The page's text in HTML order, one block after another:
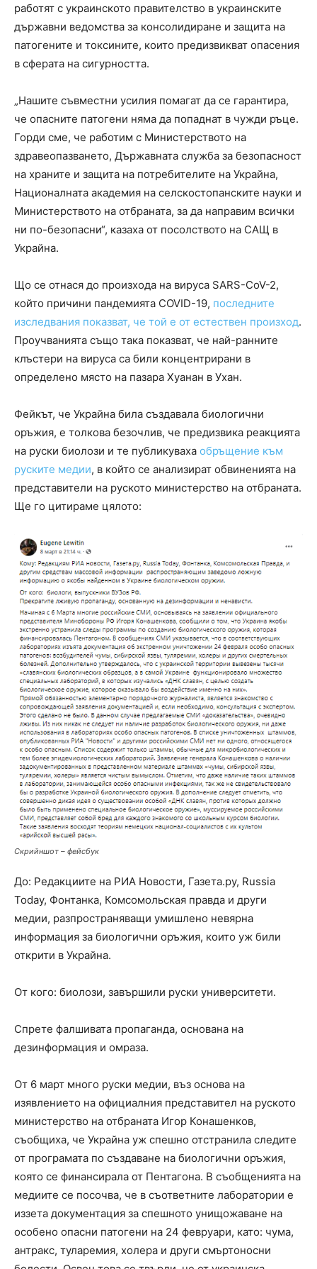
работят с украинското правителство в украинските
държавни ведомства за консолидиране и защита на
патогените и токсините, които предизвикват опасения
в сферата на сигурността.
„Нашите съвместни усилия помагат да се гарантира,
че опасните патогени няма да попаднат в чужди ръце.
Горди сме, че работим с Министерството на
здравеопазването, Държавната служба за безопасност
на храните и защита на потребителите на Украйна,
Националната академия на селскостопанските науки и
Министерството на отбраната, за да направим всички
ни по-безопасни“, казаха от посолството на САЩ в
Украйна.
Що се отнася до произхода на вируса SARS-CoV-2,
който причини пандемията COVID-19, последните
изследвания показват, че той е от естествен произход.
Проучванията също така показват, че най-ранните
клъстери на вируса са били концентрирани в
определено място на пазара Хуанан в Ухан.
Фейкът, че Украйна била създавала биологични
оръжия, е толкова безочлив, че предизвика реакцията
на руски биолози и те публикуваха обръщение към
руските медии, в който се анализират обвиненията на
представители на руското министерство на отбраната.
Ще го цитираме цялото:
Скрийншот – фейсбук
До: Редакциите на РИА Новости, Газета.ру, Russia
Today, Фонтанка, Комсомольская правда и други
медии, разпространяващи умишлено невярна
информация за биологични оръжия, които уж били
открити в Украйна.
От кого: биолози, завършили руски университети.
Спрете фалшивата пропаганда, основана на
дезинформация и омраза.
От 6 март много руски медии, въз основа на
изявлението на официалния представител на руското
министерство на отбраната Игор Конашенков,
съобщиха, че Украйна уж спешно отстранила следите
от програмата по създаване на биологични оръжия,
която се финансирала от Пентагона. В съобщенията на
медиите се посочва, че в съответните лаборатории е
иззета документация за спешното унищожаване на
особено опасни патогени на 24 февруари, като: чума,
антракс, туларемия, холера и други смъртоносни